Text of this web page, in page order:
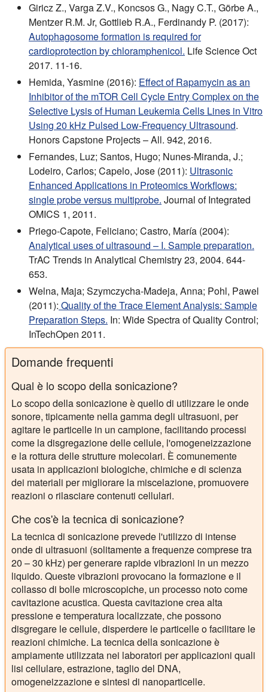
Giricz Z., Varga Z.V., Koncsos G., Nagy C.T., Görbe A.,
Mentzer R.M. Jr, Gottlieb R.A., Ferdinandy P. (2017):
Autophagosome formation is required for
cardioprotection by chloramphenicol. Life Science Oct
2017. 11-16.
Hemida, Yasmine (2016): Effect of Rapamycin as an
Inhibitor of the mTOR Cell Cycle Entry Complex on the
Selective Lysis of Human Leukemia Cells Lines in Vitro
Using 20 kHz Pulsed Low-Frequency Ultrasound.
Honors Capstone Projects – All. 942, 2016.
Fernandes, Luz; Santos, Hugo; Nunes-Miranda, J.;
Lodeiro, Carlos; Capelo, Jose (2011): Ultrasonic
Enhanced Applications in Proteomics Workflows:
single probe versus multiprobe. Journal of Integrated
OMICS 1, 2011.
Priego-Capote, Feliciano; Castro, María (2004):
Analytical uses of ultrasound – I. Sample preparation.
TrAC Trends in Analytical Chemistry 23, 2004. 644-
653.
Welna, Maja; Szymczycha-Madeja, Anna; Pohl, Pawel
(2011): Quality of the Trace Element Analysis: Sample
Preparation Steps. In: Wide Spectra of Quality Control;
InTechOpen 2011.
Domande frequenti
Qual è lo scopo della sonicazione?
Lo scopo della sonicazione è quello di utilizzare le onde
sonore, tipicamente nella gamma degli ultrasuoni, per
agitare le particelle in un campione, facilitando processi
come la disgregazione delle cellule, l'omogeneizzazione
e la rottura delle strutture molecolari. È comunemente
usata in applicazioni biologiche, chimiche e di scienza
dei materiali per migliorare la miscelazione, promuovere
reazioni o rilasciare contenuti cellulari.
Che cos'è la tecnica di sonicazione?
La tecnica di sonicazione prevede l'utilizzo di intense
onde di ultrasuoni (solitamente a frequenze comprese tra
20 – 30 kHz) per generare rapide vibrazioni in un mezzo
liquido. Queste vibrazioni provocano la formazione e il
collasso di bolle microscopiche, un processo noto come
cavitazione acustica. Questa cavitazione crea alta
pressione e temperatura localizzate, che possono
disgregare le cellule, disperdere le particelle o facilitare le
reazioni chimiche. La tecnica della sonicazione è
ampiamente utilizzata nei laboratori per applicazioni quali
lisi cellulare, estrazione, taglio del DNA,
omogeneizzazione e sintesi di nanoparticelle.